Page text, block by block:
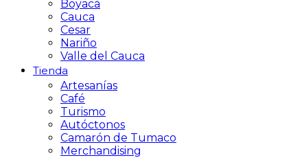
Boyacá
Cauca
Cesar
Nariño
Valle del Cauca
Tienda
Artesanías
Café
Turismo
Autóctonos
Camarón de Tumaco
Merchandising